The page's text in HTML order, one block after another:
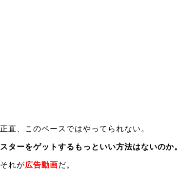
正直、このペースではやってられない。
スターをゲットするもっといい方法はないのか。
それが広告動画だ。